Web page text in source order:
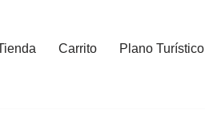
Carrito Plano Turístico